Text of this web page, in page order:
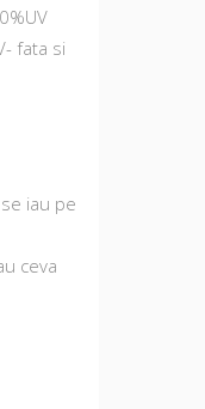
fata si
iau pe
ceva